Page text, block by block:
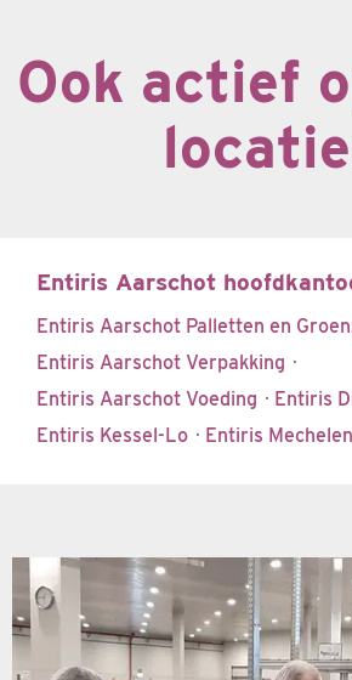
Ook actief
Entiris Aarschot
Entiris Aarschot Palletten en
Entiris Aarschot Verpakking ·
Entiris Aarschot Voeding · Entiris
Entiris Kessel-Lo · Entiris Mechelen